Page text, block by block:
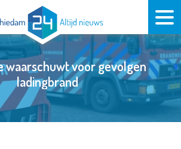
waarschuwt voor gevolgen
ladingbrand